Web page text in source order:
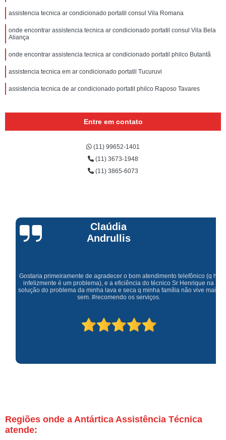
assistencia tecnica ar condicionado portatil consul Vila Romana
onde encontrar assistencia tecnica ar condicionado portatil consul Vila Bela
Aliança
onde encontrar assistencia tecnica ar condicionado portatil philco Butantã
assistencia tecnica em ar condicionado portatil Tucuruvi
assistencia tecnica de ar condicionado portatil philco Raposo Tavares
Entre em contato
(11) 99652-1401
(11) 3673-1948
(11) 3865-6073
Claúdia
Andrullis
Gostaria primeiramente de agradecer o bom atendimento telefônico (q hj
infelizmente é um problema), e a eficiência do técnico Sr Henrique na
solução do problema da minha lava e seca q minha família não vive mais
sem. #recomendo os serviços.
Regiões onde a Antártica Assistência Técnica
atende: